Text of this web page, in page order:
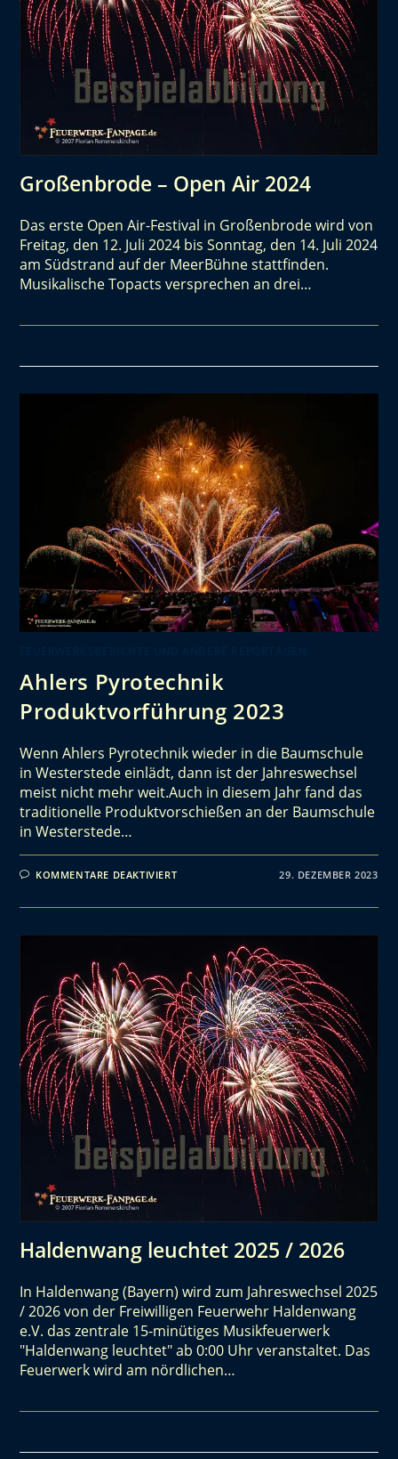
Großenbrode – Open Air 2024
Das erste Open Air-Festival in Großenbrode wird von
Freitag, den 12. Juli 2024 bis Sonntag, den 14. Juli 2024
am Südstrand auf der MeerBühne stattfinden.
Musikalische Topacts versprechen an drei…
Ahlers Pyrotechnik
Produktvorführung 2023
Wenn Ahlers Pyrotechnik wieder in die Baumschule
in Westerstede einlädt, dann ist der Jahreswechsel
meist nicht mehr weit.Auch in diesem Jahr fand das
traditionelle Produktvorschießen an der Baumschule
in Westerstede…
KOMMENTARE DEAKTIVIERT 29. DEZEMBER 2023
Haldenwang leuchtet 2025 / 2026
In Haldenwang (Bayern) wird zum Jahreswechsel 2025
/ 2026 von der Freiwilligen Feuerwehr Haldenwang
e.V. das zentrale 15-minütiges Musikfeuerwerk
"Haldenwang leuchtet" ab 0:00 Uhr veranstaltet. Das
Feuerwerk wird am nördlichen…